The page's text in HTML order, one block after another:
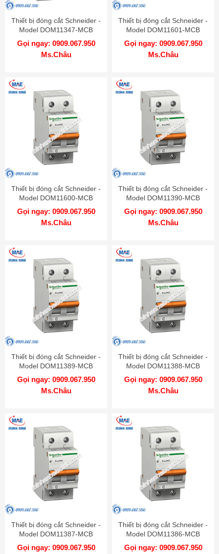
Thiết bị đóng cắt Schneider -
Model DOM11347-MCB
Gọi ngay: 0909.067.950
Ms.Châu
Thiết bị đóng cắt Schneider -
Model DOM11601-MCB
Gọi ngay: 0909.067.950
Ms.Châu
Thiết bị đóng cắt Schneider -
Model DOM11600-MCB
Gọi ngay: 0909.067.950
Ms.Châu
Thiết bị đóng cắt Schneider -
Model DOM11390-MCB
Gọi ngay: 0909.067.950
Ms.Châu
Thiết bị đóng cắt Schneider -
Model DOM11389-MCB
Gọi ngay: 0909.067.950
Ms.Châu
Thiết bị đóng cắt Schneider -
Model DOM11388-MCB
Gọi ngay: 0909.067.950
Ms.Châu
Thiết bị đóng cắt Schneider -
Model DOM11387-MCB
Gọi ngay: 0909.067.950
Thiết bị đóng cắt Schneider -
Model DOM11386-MCB
Gọi ngay: 0909.067.950